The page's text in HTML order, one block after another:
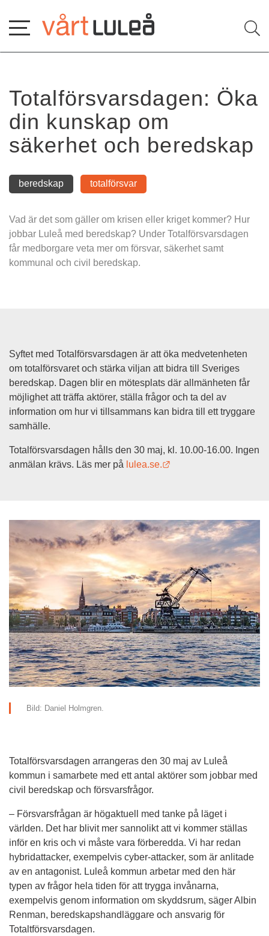
innehåll
Totalförsvarsdagen: Öka
din kunskap om
säkerhet och beredskap
beredskap totalförsvar
Vad är det som gäller om krisen eller kriget kommer? Hur
jobbar Luleå med beredskap? Under Totalförsvarsdagen
får medborgare veta mer om försvar, säkerhet samt
kommunal och civil beredskap.
Syftet med Totalförsvarsdagen är att öka medvetenheten
om totalförsvaret och stärka viljan att bidra till Sveriges
beredskap. Dagen blir en mötesplats där allmänheten får
möjlighet att träffa aktörer, ställa frågor och ta del av
information om hur vi tillsammans kan bidra till ett tryggare
samhälle.
Totalförsvarsdagen hålls den 30 maj, kl. 10.00-16.00. Ingen
anmälan krävs. Läs mer på lulea.se.
Bild: Daniel Holmgren.
Totalförsvarsdagen arrangeras den 30 maj av Luleå
kommun i samarbete med ett antal aktörer som jobbar med
civil beredskap och försvarsfrågor.
– Försvarsfrågan är högaktuell med tanke på läget i
världen. Det har blivit mer sannolikt att vi kommer ställas
inför en kris och vi måste vara förberedda. Vi har redan
hybridattacker, exempelvis cyber-attacker, som är anlitade
av en antagonist. Luleå kommun arbetar med den här
typen av frågor hela tiden för att trygga invånarna,
exempelvis genom information om skyddsrum, säger Albin
Renman, beredskapshandläggare och ansvarig för
Totaltförsvarsdagen.